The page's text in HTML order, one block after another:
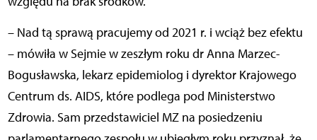
– Nad tą sprawą pracujemy od 2021 r. i wciąż bez efektu
– mówiła w Sejmie w zeszłym roku dr Anna Marzec-
Bogusławska, lekarz epidemiolog i dyrektor Krajowego
Centrum ds. AIDS, które podlega pod Ministerstwo
Zdrowia. Sam przedstawiciel MZ na posiedzeniu